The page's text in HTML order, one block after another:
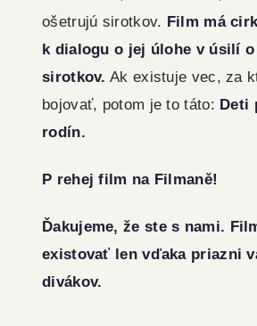
ošetrujú sirotkov. Film má
k dialogu o jej úlohe v úsilí o
sirotkov. Ak existuje vec, za
bojovať, potom je to táto: Deti
rodín.
P rehej film na Filmaně!
Ďakujeme, že ste s nami.
existovať len vďaka priazni
divákov.